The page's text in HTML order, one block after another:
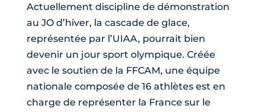
Actuellement discipline de démonstration
au JO d’hiver, la cascade de glace,
représentée par l’UIAA, pourrait bien
devenir un jour sport olympique. Créée
avec le soutien de la FFCAM, une équipe
nationale composée de 16 athlètes est en
charge de représenter la France sur le